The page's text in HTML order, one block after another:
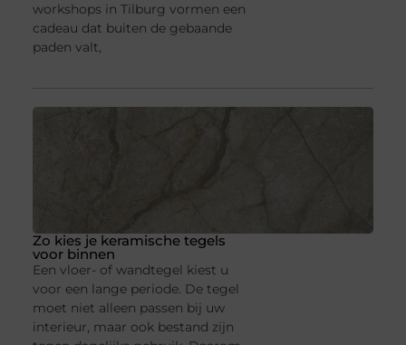
workshops in Tilburg vormen een
cadeau dat buiten de gebaande
paden valt,
Zo kies je keramische tegels
voor binnen
Een vloer- of wandtegel kiest u
voor een lange periode. De tegel
moet niet alleen passen bij uw
interieur, maar ook bestand zijn